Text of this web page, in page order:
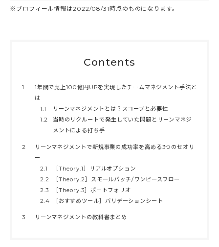
※プロフィール情報は2022/08/31時点のものになります。
Contents
1
1年間で売上100億円UPを実現したチームマネジメント手法と
は
1.1
リーンマネジメントとは？スコープと必要性
1.2
当時のリクルートで発生していた問題とリーンマネジ
メントによる打ち手
2
リーンマネジメントで新規事業の成功率を高める3つのセオリ
ー
2.1
［Theory.1］リアルオプション
2.2
［Theory.2］スモールバッチ/ワンピースフロー
2.3
［Theory.3］ポートフォリオ
2.4
［おすすめツール］バリデーションシート
3 リーンマネジメントの教科書まとめ